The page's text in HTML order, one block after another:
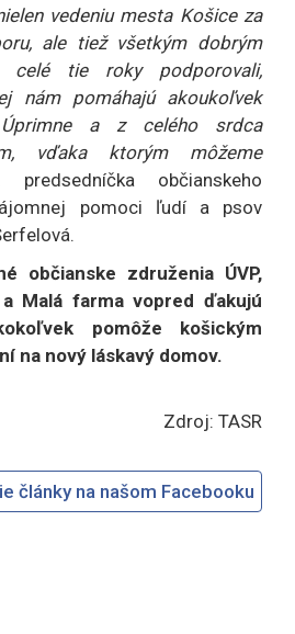
vedeniu mesta Košice za
ale tiež všetkým dobrým
tie roky podporovali,
nám pomáhajú akoukoľvek
a z celého srdca
vďaka ktorým môžeme
občianskeho
pomoci ľudí a psov
občianske združenia ÚVP,
Malá farma vopred ďakujú
pomôže košickým
na nový láskavý domov.
Zdroj: TASR
články na našom Facebooku